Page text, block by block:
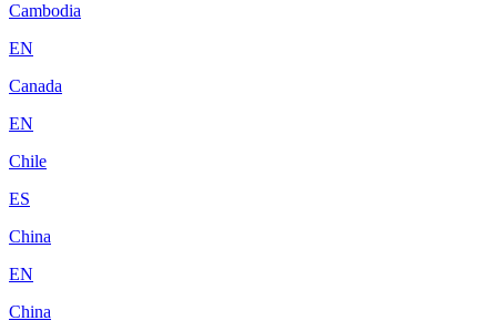
Cambodia
EN
Canada
EN
Chile
ES
China
EN
China